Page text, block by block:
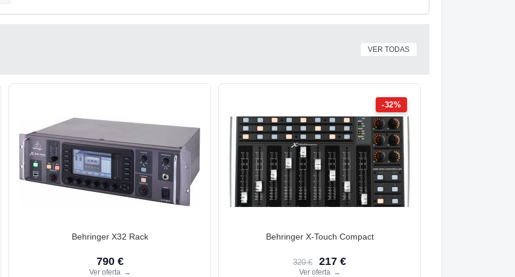
VER TODAS
Behringer X32 Rack
790 €
Ver oferta →
-32%
Behringer X-Touch Compact
320 € 217 €
Ver oferta →